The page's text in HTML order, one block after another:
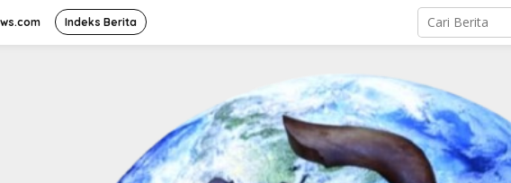
Indeks Berita